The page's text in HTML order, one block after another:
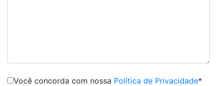
Você concorda com nossa Política de Privacidade*